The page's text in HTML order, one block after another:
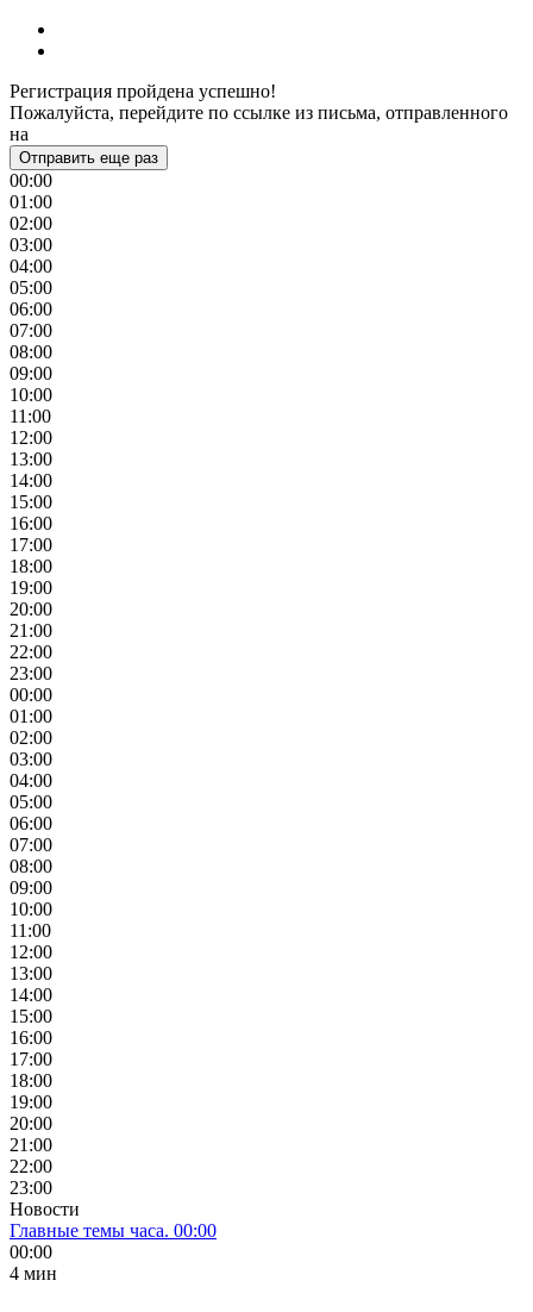
Регистрация пройдена успешно!
Пожалуйста, перейдите по ссылке из письма, отправленного
на
Отправить еще раз
00:00
01:00
02:00
03:00
04:00
05:00
06:00
07:00
08:00
09:00
10:00
11:00
12:00
13:00
14:00
15:00
16:00
17:00
18:00
19:00
20:00
21:00
22:00
23:00
00:00
01:00
02:00
03:00
04:00
05:00
06:00
07:00
08:00
09:00
10:00
11:00
12:00
13:00
14:00
15:00
16:00
17:00
18:00
19:00
20:00
21:00
22:00
23:00
Новости
Главные темы часа. 00:00
00:00
4 мин